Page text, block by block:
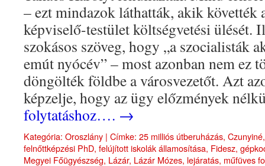
– ezt mindazok láthatták, akik követték
képviselő-testület költségvetési ülését.
szokásos szöveg, hogy „a szocialisták
emút nyócév” – most azonban nem ez
döngölték földbe a városvezetőt. Azt
képzelje, hogy az ügy előzmények
folytatáshoz…. →
Kategória: Oroszlány | Címke: 25 milliós útberuházás, Czunyiné
felnőttképzési PhD, felújított iskolák államosítása, Fidesz,
Megyei Főügyészség, Lázár, Lázár Mózes, lejáratás, műfüves